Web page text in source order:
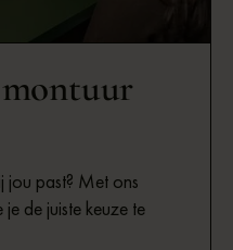
jou past? Met ons
de juiste keuze te